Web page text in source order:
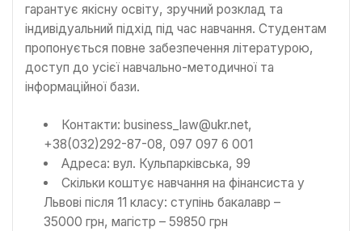
гарантує якісну освіту, зручний розклад та
індивідуальний підхід під час навчання. Студентам
пропонується повне забезпечення літературою,
доступ до усієї навчально-методичної та
інформаційної бази.
Контакти: business_law@ukr.net,
+38(032)292-87-08, 097 097 6 001
Адреса: вул. Кульпарківська, 99
Скільки коштує навчання на фінансиста у
Львові після 11 класу: ступінь бакалавр –
35000 грн, магістр – 59850 грн